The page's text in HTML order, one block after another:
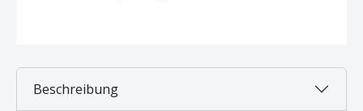
Beschreibung